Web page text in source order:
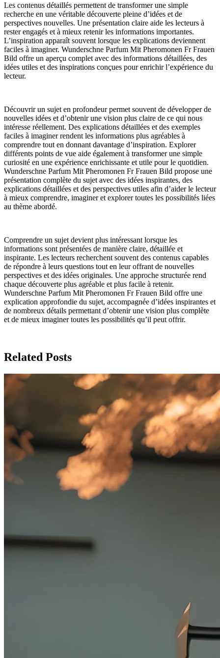
Les contenus détaillés permettent de transformer une simple
recherche en une véritable découverte pleine d’idées et de
perspectives nouvelles. Une présentation claire aide les lecteurs à
rester engagés et à mieux retenir les informations importantes.
L’inspiration apparaît souvent lorsque les explications deviennent
faciles à imaginer. Wunderschne Parfum Mit Pheromonen Fr Frauen
Bild offre un aperçu complet avec des informations détaillées, des
idées utiles et des inspirations conçues pour enrichir l’expérience du
lecteur.
Découvrir un sujet en profondeur permet souvent de développer de
nouvelles idées et d’obtenir une vision plus claire de ce qui nous
intéresse réellement. Des explications détaillées et des exemples
faciles à imaginer rendent les informations plus agréables à
comprendre tout en donnant davantage d’inspiration. Explorer
différents points de vue aide également à transformer une simple
curiosité en une expérience enrichissante et utile pour le quotidien.
Wunderschne Parfum Mit Pheromonen Fr Frauen Bild propose une
présentation complète du sujet avec des idées inspirantes, des
explications détaillées et des perspectives utiles afin d’aider le lecteur
à mieux comprendre, imaginer et explorer toutes les possibilités liées
au thème abordé.
Comprendre un sujet devient plus intéressant lorsque les
informations sont présentées de manière claire, détaillée et
inspirante. Les lecteurs recherchent souvent des contenus capables
de répondre à leurs questions tout en leur offrant de nouvelles
perspectives et des idées originales. Une approche structurée rend
chaque découverte plus agréable et plus facile à retenir.
Wunderschne Parfum Mit Pheromonen Fr Frauen Bild offre une
explication approfondie du sujet, accompagnée d’idées inspirantes et
de nombreux détails permettant d’obtenir une vision plus complète
et de mieux imaginer toutes les possibilités qu’il peut offrir.
Related Posts